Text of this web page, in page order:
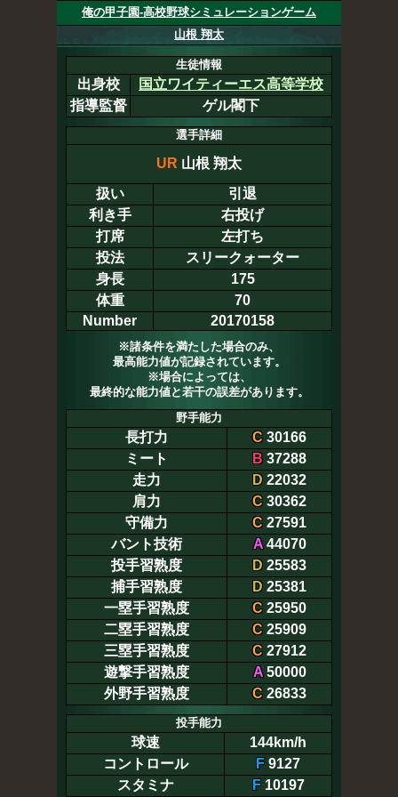
俺の甲子園-高校野球シミュレーションゲーム
山根 翔太
生徒情報
出身校
国立ワイティーエス高等学校
指導監督
ゲル閣下
選手詳細
UR 山根 翔太
扱い
引退
利き手
右投げ
打席
左打ち
投法
スリークォーター
身長
175
体重
70
Number
20170158
※諸条件を満たした場合のみ、
最高能力値が記録されています。
※場合によっては、
最終的な能力値と若干の誤差があります。
野手能力
長打力 C 30166
ミート
B 37288
走力
D 22032
肩力
C 30362
守備力
C 27591
バント技術
A44070
投手習熟度
D 25583
捕手習熟度
D 25381
一塁手習熟度
C 25950
二塁手習熟度
C 25909
三塁手習熟度
C 27912
遊撃手習熟度
A50000
外野手習熟度
C 26833
投手能力
球速
144km/h
コントロール
F 9127
スタミナ
F10197